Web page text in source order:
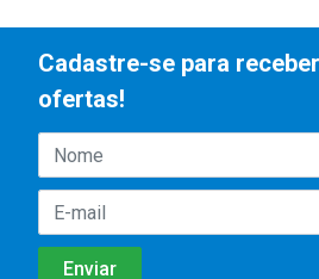
Cadastre-se para
ofertas!